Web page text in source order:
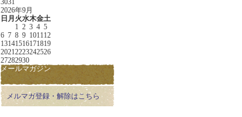
3031
2026年9月
日 月 火水木金土
1 2 3 4 5
6 7 8 9 101112
13141516171819
20212223242526
27282930
メールマガジン
メルマガ登録・解除はこちら